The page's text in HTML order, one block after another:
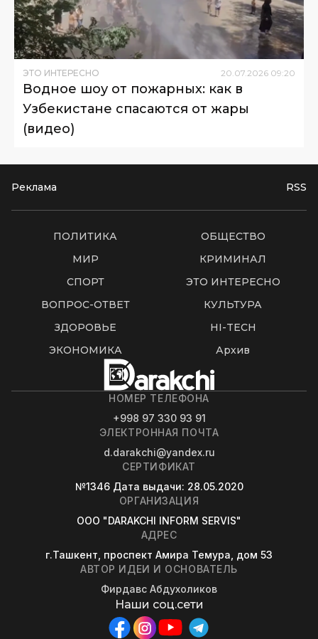
ЭТО ИНТЕРЕСНО 20.07.2026 09:20
Водное шоу от пожарных: как в
Узбекистане спасаются от жары
(видео)
Реклама RSS
ПОЛИТИКА
ОБЩЕСТВО
МИР
КРИМИНАЛ
СПОРТ
ЭТО ИНТЕРЕСНО
ВОПРОС-ОТВЕТ
КУЛЬТУРА
ЗДОРОВЬЕ
HI-TECH
ЭКОНОМИКА
Архив
НОМЕР ТЕЛЕФОНА
+998 97 330 93 91
ЭЛЕКТРОННАЯ ПОЧТА
d.darakchi@yandex.ru
СЕРТИФИКАТ
№1346 Дата выдачи: 28.05.2020
ОРГАНИЗАЦИЯ
OOO "DARAKCHI INFORM SERVIS"
АДРЕС
г.Ташкент, проспект Амира Темура, дом 53
АВТОР ИДЕИ И ОСНОВАТЕЛЬ
Фирдавс Абдухоликов
Наши соц.сети